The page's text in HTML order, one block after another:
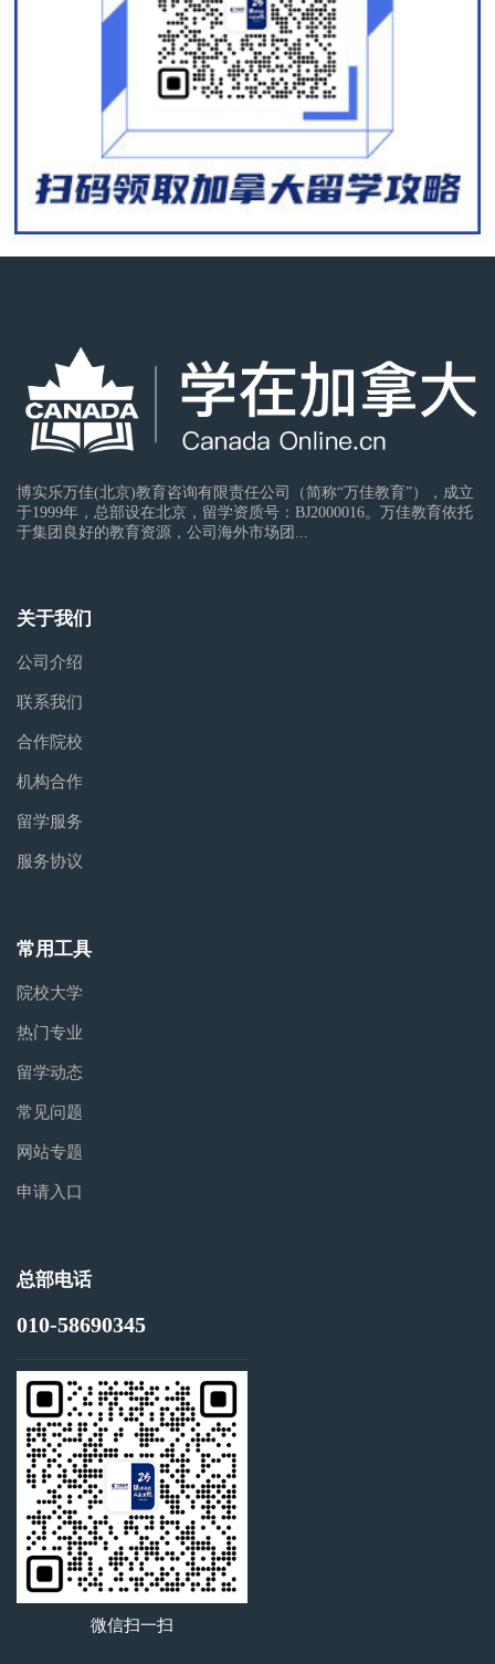
博实乐万佳(北京)教育咨询有限责任公司（简称“万佳教育”），成立
于1999年，总部设在北京，留学资质号：BJ2000016。万佳教育依托
于集团良好的教育资源，公司海外市场团...
关于我们
公司介绍
联系我们
合作院校
机构合作
留学服务
服务协议
常用工具
院校大学
热门专业
留学动态
常见问题
网站专题
申请入口
总部电话
010-58690345
微信扫一扫